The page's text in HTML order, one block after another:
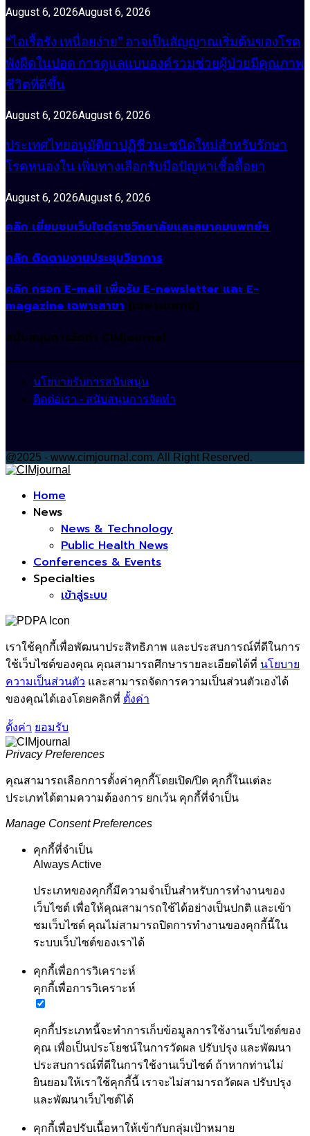
August 6, 2026August 6, 2026
“ไอเรื้อรัง เหนื่อยง่าย” อาจเป็นสัญญาณเริ่มต้นของโรค
พังผืดในปอด การดูแลแบบองค์รวมช่วยผู้ป่วยมีคุณภาพ
ชีวิตที่ดีขึ้น
August 6, 2026August 6, 2026
ประเทศไทยอนุมัติยาปฏิชีวนะชนิดใหม่สำหรับรักษา
โรคหนองใน เพิ่มทางเลือกรับมือปัญหาเชื้อดื้อยา
August 6, 2026August 6, 2026
คลิก เยี่ยมชมเว็บไซต์ราชวิทยาลัยและสมาคมแพทย์ฯ
คลิก ติดตามงานประชุมวิชาการ
คลิก กรอก E-mail เพื่อรับ E-newsletter และ E-
magazine เฉพาะสาขา (เฉพาะแพทย์)
สนับสนุนการจัดทำ CIMjournal
นโยบายรับการสนับสนุน
ติดต่อเรา - สนับสนุนการจัดทำ
@2025 - www.cimjournal.com. All Right Reserved.
Home
News
News & Technology
Public Health News
Conferences & Events
Specialties
เข้าสู่ระบบ
เราใช้คุกกี้เพื่อพัฒนาประสิทธิภาพ และประสบการณ์ที่ดีในการ
ใช้เว็บไซต์ของคุณ คุณสามารถศึกษารายละเอียดได้ที่ นโยบาย
ความเป็นส่วนตัว และสามารถจัดการความเป็นส่วนตัวเองได้
ของคุณได้เองโดยคลิกที่ ตั้งค่า
ตั้งค่า ยอมรับ
Privacy Preferences
คุณสามารถเลือกการตั้งค่าคุกกี้โดยเปิด/ปิด คุกกี้ในแต่ละ
ประเภทได้ตามความต้องการ ยกเว้น คุกกี้ที่จำเป็น
Manage Consent Preferences
คุกกี้ที่จำเป็น
Always Active
ประเภทของคุกกี้มีความจำเป็นสำหรับการทำงานของ
เว็บไซต์ เพื่อให้คุณสามารถใช้ได้อย่างเป็นปกติ และเข้า
ชมเว็บไซต์ คุณไม่สามารถปิดการทำงานของคุกกี้นี้ใน
ระบบเว็บไซต์ของเราได้
คุกกี้เพื่อการวิเคราะห์
คุกกี้เพื่อการวิเคราะห์
คุกกี้ประเภทนี้จะทำการเก็บข้อมูลการใช้งานเว็บไซต์ของ
คุณ เพื่อเป็นประโยชน์ในการวัดผล ปรับปรุง และพัฒนา
ประสบการณ์ที่ดีในการใช้งานเว็บไซต์ ถ้าหากท่านไม่
ยินยอมให้เราใช้คุกกี้นี้ เราจะไม่สามารถวัดผล ปรับปรุง
และพัฒนาเว็บไซต์ได้
คุกกี้เพื่อปรับเนื้อหาให้เข้ากับกลุ่มเป้าหมาย